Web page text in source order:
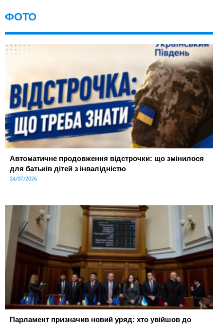
ФОТО
Автоматичне продовження відстрочки: що змінилося
для батьків дітей з інвалідністю
24/07/2026
Парламент призначив новий уряд: хто увійшов до